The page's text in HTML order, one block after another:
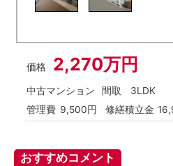
価格 2,270万円
中古マンション 間取
3LDK
管理費 9,500円 修繕積立金
おすすめコメント